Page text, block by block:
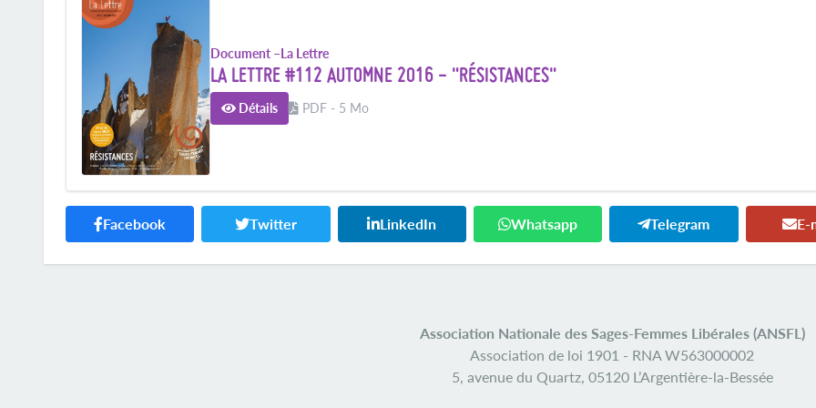
Document –La Lettre
LA LETTRE #112 AUTOMNE 2016 - "RÉSISTANCES"
Détails PDF - 5 Mo
Facebook Twitter LinkedIn Whatsapp Telegram E-
Association Nationale des Sages-Femmes Libérales (ANSFL)
Association de loi 1901 - RNA W563000002
5, avenue du Quartz, 05120 L’Argentière-la-Bessée